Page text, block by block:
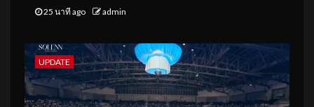
25 นาที ago admin
UPDATE